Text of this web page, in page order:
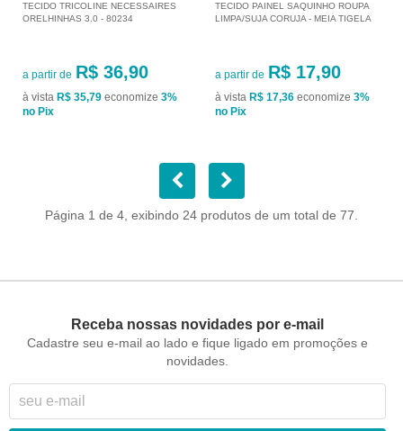
TECIDO TRICOLINE NECESSAIRES
ORELHINHAS 3.0 - 80234
a partir de R$ 36,90
à vista R$ 35,79 economize 3%
no Pix
TECIDO PAINEL SAQUINHO ROUPA
LIMPA/SUJA CORUJA - MEIA TIGELA
a partir de R$ 17,90
à vista R$ 17,36 economize 3%
no Pix
Página 1 de 4, exibindo 24 produtos de um total de 77.
Receba nossas novidades por e-mail
Cadastre seu e-mail ao lado e fique ligado em promoções e
novidades.